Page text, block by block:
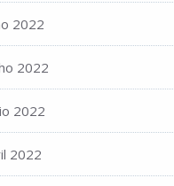
2022
2022
2022
2022